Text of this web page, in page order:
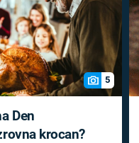
5
Den
krocan?